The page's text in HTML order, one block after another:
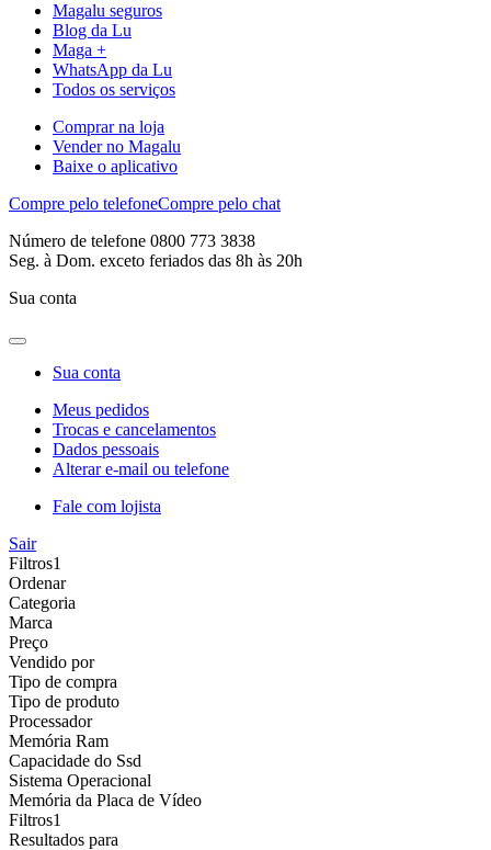
Magalu seguros
Blog da Lu
Maga +
WhatsApp da Lu
Todos os serviços
Comprar na loja
Vender no Magalu
Baixe o aplicativo
Compre pelo telefoneCompre pelo chat
Número de telefone 0800 773 3838
Seg. à Dom. exceto feriados das 8h às 20h
Sua conta
Sua conta
Meus pedidos
Trocas e cancelamentos
Dados pessoais
Alterar e-mail ou telefone
Fale com lojista
Sair
Filtros1
Ordenar
Categoria
Marca
Preço
Vendido por
Tipo de compra
Tipo de produto
Processador
Memória Ram
Capacidade do Ssd
Sistema Operacional
Memória da Placa de Vídeo
Filtros1
Resultados para